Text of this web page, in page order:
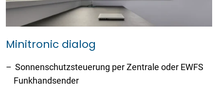
Minitronic dialog
Sonnenschutzsteuerung per Zentrale oder EWFS
Funkhandsender